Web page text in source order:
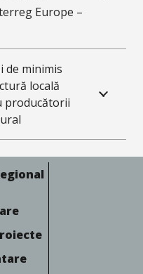
Europe –
de minimis
locală
producătorii